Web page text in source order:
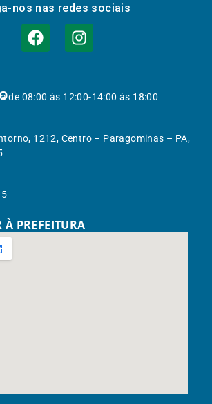
nos nas redes sociais
de 08:00 às 12:00-14:00 às 18:00
1212, Centro – Paragominas – PA,
À PREFEITURA